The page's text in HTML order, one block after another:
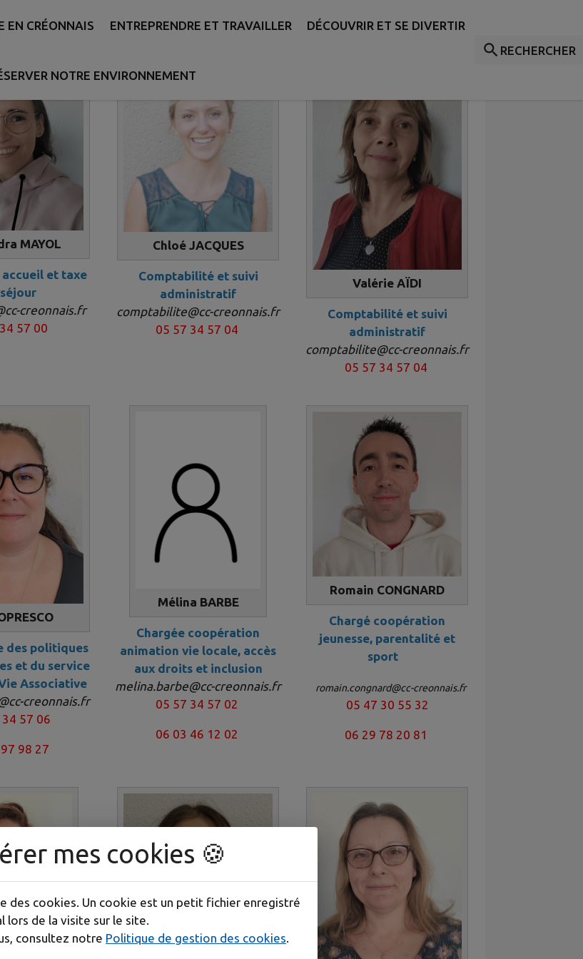
EN CRÉONNAIS ENTREPRENDRE ET TRAVAILLER DÉCOUVRIR ET SE DIVERTIR
NOTRE ENVIRONNEMENT
RECHERCHER
MAYOL
et taxe
creonnais.fr
57 00
Chloé JACQUES
Comptabilité et suivi
administratif
comptabilite@cc-creonnais.fr
05 57 34 57 04
Valérie AÏDI
Comptabilité et suivi
administratif
comptabilite@cc-creonnais.fr
05 57 34 57 04
des politiques
et du service
Associative
creonnais.fr
57 06
98 27
Mélina BARBE
Chargée coopération
animation vie locale, accès
aux droits et inclusion
melina.barbe@cc-creonnais.fr
05 57 34 57 02
06 03 46 12 02
Romain CONGNARD
Chargé coopération
jeunesse, parentalité et
sport
romain.congnard@cc-creonnais.fr
05 47 30 55 32
06 29 78 20 81
mes cookies 🍪
des cookies. Un cookie est un petit fichier enregistré
lors de la visite sur le site.
consultez notre Politique de gestion des cookies